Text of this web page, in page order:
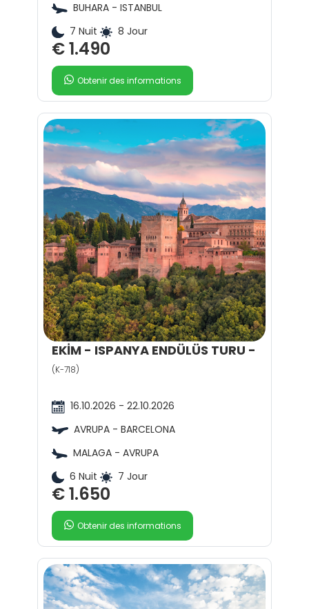
BUHARA - ISTANBUL
7 Nuit
8 Jour
€ 1.490
Obtenir des informations
EKİM - ISPANYA ENDÜLÜS TURU -
(K-718)
16.10.2026 - 22.10.2026
AVRUPA - BARCELONA
MALAGA - AVRUPA
6 Nuit
7 Jour
€ 1.650
Obtenir des informations